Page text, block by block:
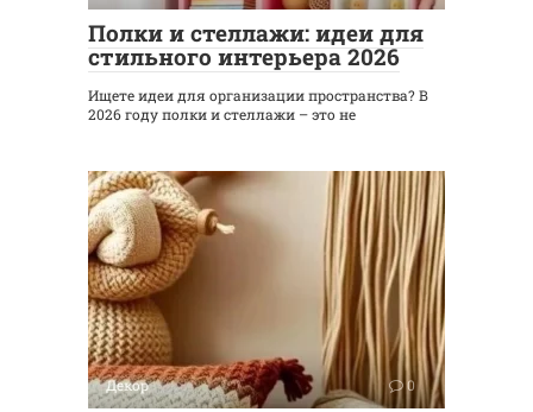
Полки и стеллажи: идеи для
стильного интерьера 2026
Ищете идеи для организации пространства? В
2026 году полки и стеллажи – это не
Декор 0